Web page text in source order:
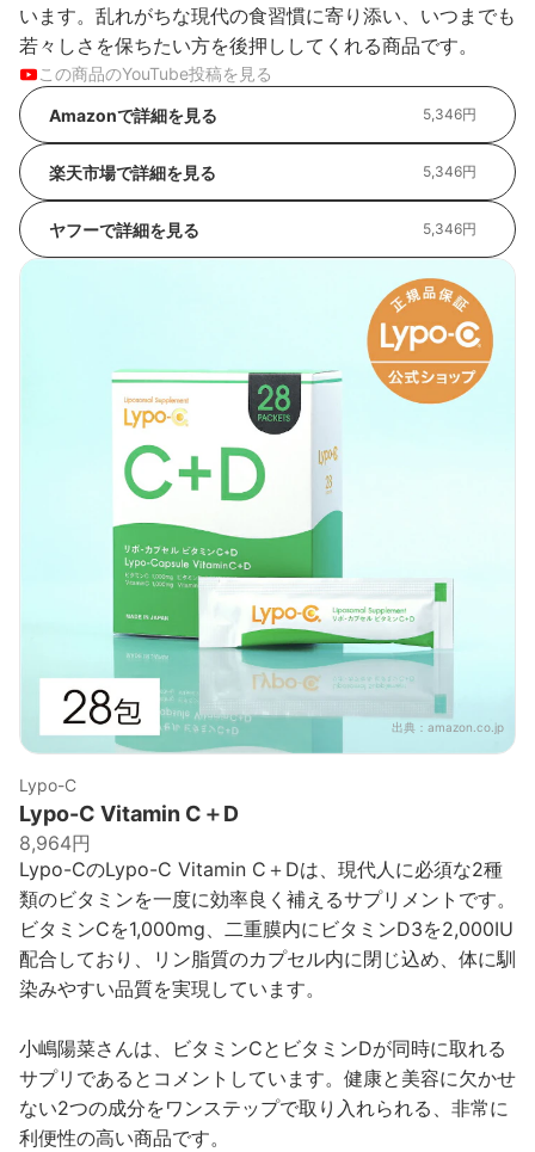
います。乱れがちな現代の食習慣に寄り添い、いつまでも
若々しさを保ちたい方を後押ししてくれる商品です。
この商品のYouTube投稿を見る
Amazonで詳細を見る 5,346円
楽天市場で詳細を見る 5,346円
ヤフーで詳細を見る 5,346円
出典： amazon.co.jp
Lypo-C
Lypo-C Vitamin C＋D
8,964円
Lypo-CのLypo-C Vitamin C＋Dは、現代人に必須な2種
類のビタミンを一度に効率良く補えるサプリメントです。
ビタミンCを1,000mg、二重膜内にビタミンD3を2,000IU
配合しており、リン脂質のカプセル内に閉じ込め、体に馴
染みやすい品質を実現しています。
小嶋陽菜さんは、ビタミンCとビタミンDが同時に取れる
サプリであるとコメントしています。健康と美容に欠かせ
ない2つの成分をワンステップで取り入れられる、非常に
利便性の高い商品です。